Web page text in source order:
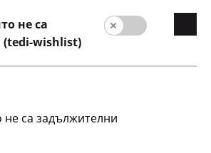
не са
wishlist)
не са задължителни